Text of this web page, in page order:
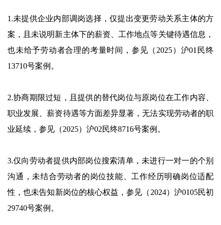
1.未提供企业内部调岗选择，仅提出变更劳动关系主体的方
案，且未说明新主体下的薪资、工作地点等关键待遇信息，
也未给予劳动者合理的考量时间，参见（2025）沪01民终
13710号案例。
2.协商期限过短，且提供的替代岗位与原岗位在工作内容、
职业发展、薪资待遇等方面差异显著，无法实现劳动者的职
业延续，参见（2025）沪02民终8716号案例。
3.仅向劳动者提供内部岗位搜索清单，未进行一对一的个别
沟通，未结合劳动者的岗位技能、工作经历明确岗位适配
性，也未告知新岗位的核心权益，参见（2024）沪0105民初
29740号案例。